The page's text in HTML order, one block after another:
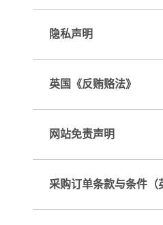
隐私声明
英国《反贿赂法》
网站免责声明
采购订单条款与条件（